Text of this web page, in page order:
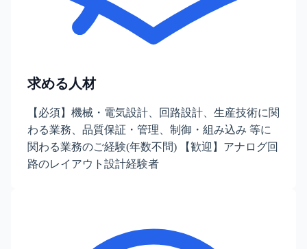
求める人材
【必須】機械・電気設計、回路設計、生産技術に関
わる業務、品質保証・管理、制御・組み込み 等に
関わる業務のご経験(年数不問) 【歓迎】アナログ回
路のレイアウト設計経験者